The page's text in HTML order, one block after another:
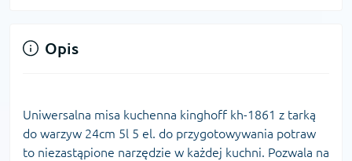
Opis
Uniwersalna misa kuchenna kinghoff kh-1861 z tarką
do warzyw 24cm 5l 5 el. do przygotowywania potraw
to niezastąpione narzędzie w każdej kuchni. Pozwala na